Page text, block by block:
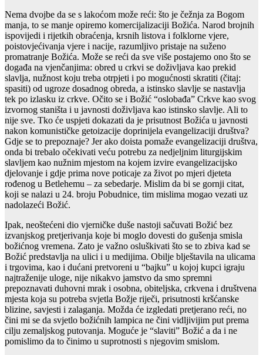
Nema dvojbe da se s lakoćom može reći: što je čežnja za Bogom
manja, to se manje opiremo komercijalizaciji Božića. Narod brojnih
ispovijedi i rijetkih obraćenja, krsnih listova i folklorne vjere,
poistovjećivanja vjere i nacije, razumljivo pristaje na suženo
promatranje Božića. Može se reći da sve više postajemo ono što se
događa na vjenčanjima: obred u crkvi se doživljava kao prekid
slavlja, nužnost koju treba otrpjeti i po mogućnosti skratiti (čitaj:
spasiti) od ugroze dosadnog obreda, a istinsko slavlje se nastavlja
tek po izlasku iz crkve. Očito se i Božić “oslobađa” Crkve kao svog
izvornog staništa i u javnosti doživljava kao istinsko slavlje. Ali to
nije sve. Tko će uspjeti dokazati da je prisutnost Božića u javnosti
nakon komunističke getoizacije doprinijela evangelizaciji društva?
Gdje se to prepoznaje? Jer ako doista pomaže evangelizaciji društva,
onda bi trebalo očekivati veću potrebu za nedjeljnim liturgijskim
slavljem kao nužnim mjestom na kojem izvire evangelizacijsko
djelovanje i gdje prima nove poticaje za život po mjeri djeteta
rođenog u Betlehemu – za sebedarje. Mislim da bi se gornji citat,
koji se nalazi u 24. broju Pobudnice, tim mislima mogao vezati uz
nadolazeći Božić.
Ipak, neoštećeni dio vjerničke duše nastoji sačuvati Božić bez
izvanjskog pretjerivanja koje bi moglo dovesti do gušenja smisla
božićnog vremena. Zato je važno osluškivati što se to zbiva kad se
Božić predstavlja na ulici i u medijima. Obilje blještavila na ulicama
i trgovima, kao i dućani pretvoreni u “bajku” u kojoj kupci igraju
najtraženije uloge, nije nikakvo jamstvo da smo spremni
prepoznavati duhovni mrak i osobna, obiteljska, crkvena i društvena
mjesta koja su potreba svjetla Božje riječi, prisutnosti kršćanske
blizine, savjesti i zalaganja. Možda će izgledati pretjerano reći, no
čini mi se da svjetlo božićnih lampica ne čini vidljivijim put prema
cilju zemaljskog putovanja. Moguće je “slaviti” Božić a da i ne
pomislimo da to činimo u suprotnosti s njegovim smislom.